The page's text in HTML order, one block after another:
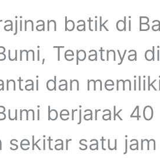
batik di
Tepatnya
dan
berjarak
sekitar satu